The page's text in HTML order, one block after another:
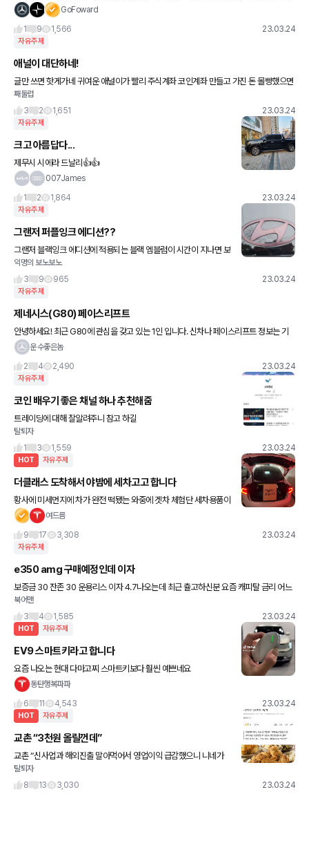
GoFoward
1
9 1,566 23.03.24
자유주제
애널이 대단하네!
글만 쓰면 핫게가네 귀여운 애널이가 빨리 주식계좌 코인계좌 만들고 가진 돈 몰빵했으면
좋겠어!
째둘럽
3
2 1,651 23.03.24
자유주제
크고 아름답다...
제무시 시에라 드날리👍👍
007James
1
2 1,864 23.03.24
자유주제
그랜저 퍼플잉크 에디션??
그랜저 블랙잉크 에디션에 적용되는 블랙 엠블럼이 시간이 지나면 보
익명의 보노보노
3
9 965 23.03.24
자유주제
제네시스(G80) 페이스리프트
안녕하세요! 최근 G80에 관심을 갖고 있는 1인 입니다. 신차나 페이스리프트 정보는 기
밀사항으로 알고 있습니다만, 겟차에 고수님들이 많으신것 같아서 글을 남겨봅니다. 떠도
운수좋은놈
2
4 2,490 23.03.24
자유주제
코인 배우기 좋은 채널 하나 추천해줌
트레이딩에 대해 잘알려주니 참고 하길
탈퇴자
1
3 1,559 23.03.24
HOT 자유주제
더클래스 도착해서 야밤에 세차고고 합니다
황사에 미세먼지에 차가 완전 떡됐는 와중에 겟차 체험단 세차용품이
타이밍 딱 맞게 왔네여 저녁 배부르게 먹고나서 운동삼아 세차해야겠
여드름
9
17 3,308 23.03.24
자유주제
e350 amg 구매예정인데 이자
보증금 30 잔존 30 운용리스 이자 4.7나오는데 최근 츌고하신분 요즘 캐피탈 금리 어느
정도 할까요?
북어맨
3
4 1,585 23.03.24
HOT 자유주제
EV9 스마트키라고 합니다
요즘 나오는 현대 다마고찌 스마트키보다 훨씬 예쁘네요
동탄행복파파
6
11 4,543 23.03.24
HOT 자유주제
교촌 “3천원 올릴껀데”
교촌 “신사업과 해외진출 말아먹어서 영업이익 급감했으니 니네가
탈퇴자
8
13 3,030 23.03.24